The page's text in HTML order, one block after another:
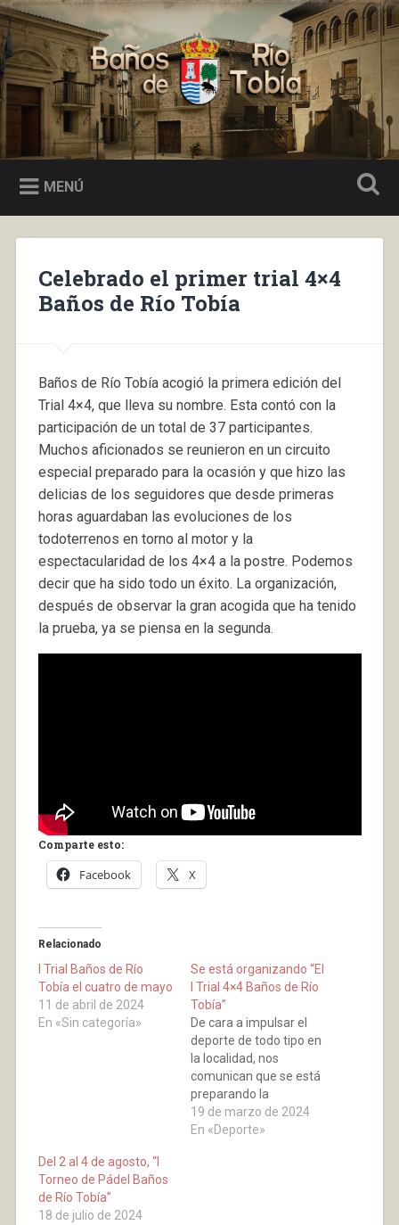
Saltar
al
contenido
Buscar
Baños de Río Tobía
MENÚ
​Celebrado el primer trial 4×4
Baños de Río Tobía
Baños de Río Tobía acogió la primera edición del
Trial 4×4, que lleva su nombre. Esta contó con la
participación de un total de 37 participantes.
Muchos aficionados se reunieron en un circuito
especial preparado para la ocasión y que hizo las
delicias de los seguidores que desde primeras
horas aguardaban las evoluciones de los
todoterrenos en torno al motor y la
espectacularidad de los 4×4 a la postre. Podemos
decir que ha sido todo un éxito. La organización,
después de observar la gran acogida que ha tenido
la prueba, ya se piensa en la segunda.
Comparte esto:
Facebook X
Relacionado
I Trial Baños de Río
Tobía el cuatro de mayo
11 de abril de 2024
En «Sin categoría»
Se está organizando “El
I Trial 4×4 Baños de Río
Tobía”
De cara a impulsar el
deporte de todo tipo en
la localidad, nos
comunican que se está
preparando la
organización de “El I
Trial 4x4 Baños de Río
19 de marzo de 2024
En «Deporte»
Del 2 al 4 de agosto, “I
Torneo de Pádel Baños
de Río Tobía”
18 de julio de 2024